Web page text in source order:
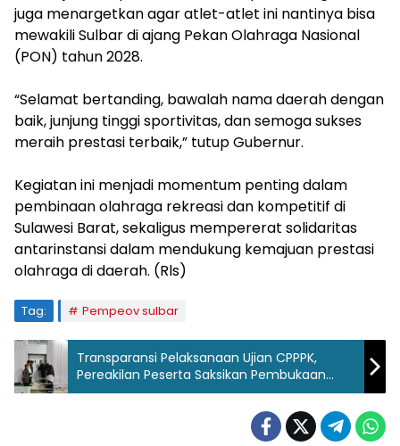
juga menargetkan agar atlet-atlet ini nantinya bisa
mewakili Sulbar di ajang Pekan Olahraga Nasional
(PON) tahun 2028.
“Selamat bertanding, bawalah nama daerah dengan
baik, junjung tinggi sportivitas, dan semoga sukses
meraih prestasi terbaik,” tutup Gubernur.
Kegiatan ini menjadi momentum penting dalam
pembinaan olahraga rekreasi dan kompetitif di
Sulawesi Barat, sekaligus mempererat solidaritas
antarinstansi dalam mendukung kemajuan prestasi
olahraga di daerah. (Rls)
Tag: Pempeov sulbar
Transparansi Pelaksanaan Ujian CPPPK,
Pereakilan Peserta Saksikan Pembukaan
Ruangan Yang Tersegel Hologram BKN